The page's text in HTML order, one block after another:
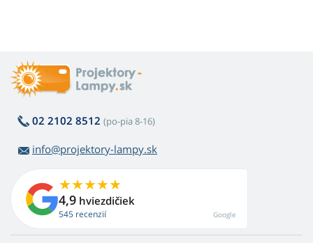
02 2102 8512 (po-pia 8-16)
info@projektory-lampy.sk
4,9 hviezdičiek
545 recenzií Google